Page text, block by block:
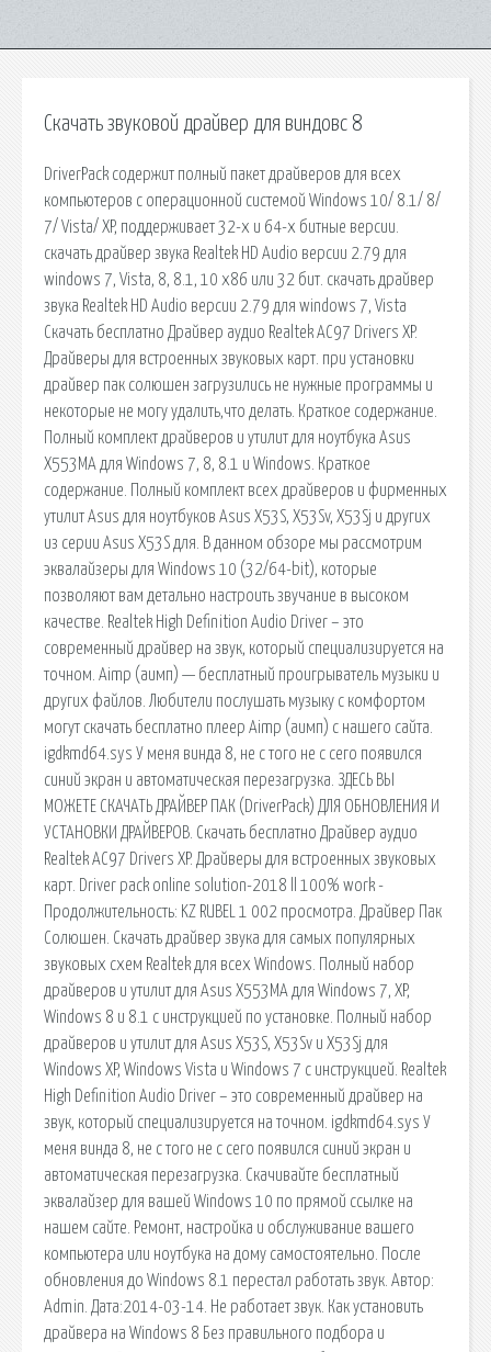
Скачать звуковой драйвер для виндовс 8
DriverPack содержит полный пакет драйверов для всех
компьютеров с операционной системой Windows 10/ 8.1/ 8/
7/ Vista/ XP, поддерживает 32-х и 64-х битные версии.
скачать драйвер звука Realtek HD Audio версии 2.79 для
windows 7, Vista, 8, 8.1, 10 x86 или 32 бит. скачать драйвер
звука Realtek HD Audio версии 2.79 для windows 7, Vista
Скачать бесплатно Драйвер аудио Realtek AC97 Drivers XP.
Драйверы для встроенных звуковых карт. при установки
драйвер пак солюшен загрузились не нужные программы и
некоторые не могу удалить,что делать. Краткое содержание.
Полный комплект драйверов и утилит для ноутбука Asus
X553MA для Windows 7, 8, 8.1 и Windows. Краткое
содержание. Полный комплект всех драйверов и фирменных
утилит Asus для ноутбуков Asus X53S, X53Sv, X53Sj и других
из серии Asus X53S для. В данном обзоре мы рассмотрим
эквалайзеры для Windows 10 (32/64-bit), которые
позволяют вам детально настроить звучание в высоком
качестве. Realtek High Definition Audio Driver – это
современный драйвер на звук, который специализируется на
точном. Aimp (аимп) — бесплатный проигрыватель музыки и
других файлов. Любители послушать музыку с комфортом
могут скачать бесплатно плеер Aimp (аимп) с нашего сайта.
igdkmd64.sys У меня винда 8, не с того не с сего появился
синий экран и автоматическая перезагрузка. ЗДЕСЬ ВЫ
МОЖЕТЕ СКАЧАТЬ ДРАЙВЕР ПАК (DriverPack) ДЛЯ ОБНОВЛЕНИЯ И
УСТАНОВКИ ДРАЙВЕРОВ. Скачать бесплатно Драйвер аудио
Realtek AC97 Drivers XP. Драйверы для встроенных звуковых
карт. Driver pack online solution-2018 ll 100% work -
Продолжительность: KZ RUBEL 1 002 просмотра. Драйвер Пак
Солюшен. Скачать драйвер звука для самых популярных
звуковых схем Realtek для всех Windows. Полный набор
драйверов и утилит для Asus X553MA для Windows 7, XP,
Windows 8 и 8.1 с инструкцией по установке. Полный набор
драйверов и утилит для Asus X53S, X53Sv и X53Sj для
Windows XP, Windows Vista и Windows 7 с инструкцией. Realtek
High Definition Audio Driver – это современный драйвер на
звук, который специализируется на точном. igdkmd64.sys У
меня винда 8, не с того не с сего появился синий экран и
автоматическая перезагрузка. Скачивайте бесплатный
эквалайзер для вашей Windows 10 по прямой ссылке на
нашем сайте. Ремонт, настройка и обслуживание вашего
компьютера или ноутбука на дому самостоятельно. После
обновления до Windows 8.1 перестал работать звук. Автор:
Admin. Дата:2014-03-14. Не работает звук. Как установить
драйвера на Windows 8 Без правильного подбора и